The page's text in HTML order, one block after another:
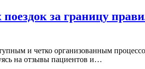
за границу
и четко организованным
на отзывы пациентов и…